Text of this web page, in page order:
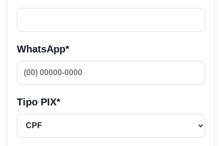
WhatsApp*
Tipo PIX*